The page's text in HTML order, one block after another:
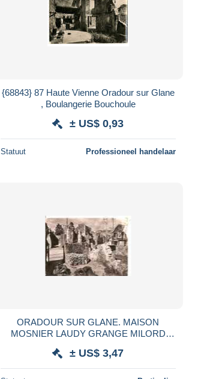
{68843} 87 Haute Vienne Oradour sur Glane
, Boulangerie Bouchoule
± US$ 0,93
Statuut Professioneel handelaar
ORADOUR SUR GLANE. MAISON
MOSNIER LAUDY GRANGE MILORD
± US$ 3,47